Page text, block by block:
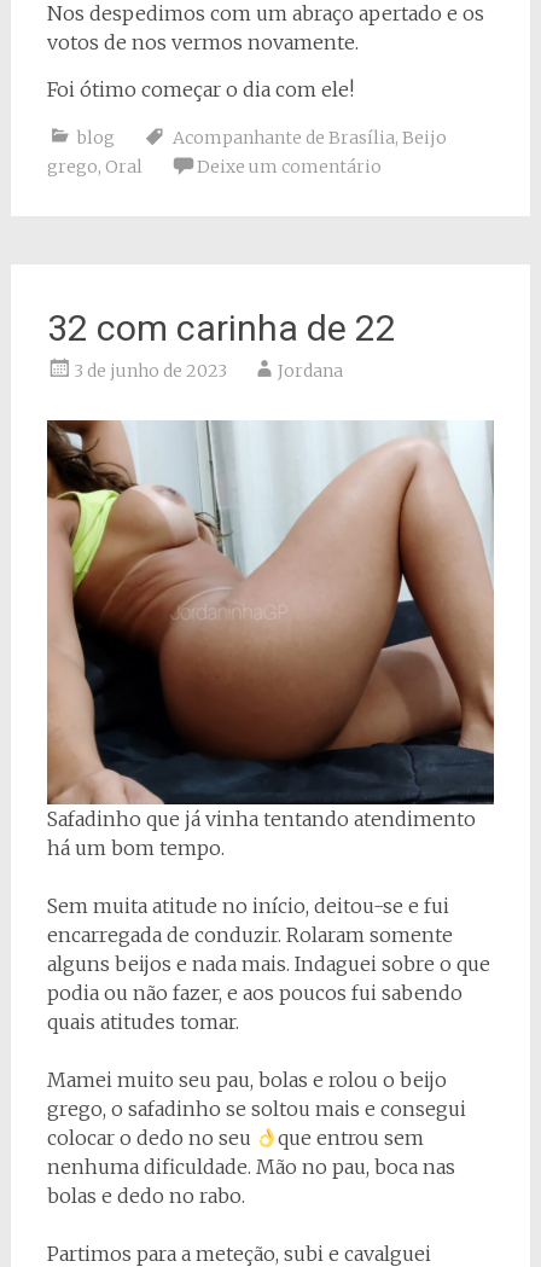
Nos despedimos com um abraço apertado e os
votos de nos vermos novamente.
Foi ótimo começar o dia com ele!
blog Acompanhante de Brasília, Beijo
grego, Oral Deixe um comentário
32 com carinha de 22
3 de junho de 2023 Jordana
Safadinho que já vinha tentando atendimento
há um bom tempo.
Sem muita atitude no início, deitou-se e fui
encarregada de conduzir. Rolaram somente
alguns beijos e nada mais. Indaguei sobre o que
podia ou não fazer, e aos poucos fui sabendo
quais atitudes tomar.
Mamei muito seu pau, bolas e rolou o beijo
grego, o safadinho se soltou mais e consegui
colocar o dedo no seu
que entrou sem
nenhuma dificuldade. Mão no pau, boca nas
bolas e dedo no rabo.
Partimos para a meteção, subi e cavalguei